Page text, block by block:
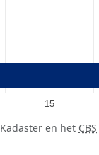
15
en het CBS